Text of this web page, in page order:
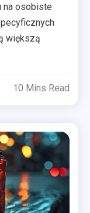
na osobiste
większą
10 Mins Read